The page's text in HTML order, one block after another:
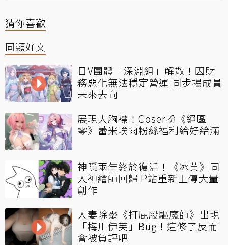
猜你喜歡
同類好文
日V團體「深淵組」解散！因財
務惡化無法穩定營運 同步揭成員
未來去向
展現大胸襟！Coser扮《絕區
零》蕾米埃爾粉絲福利給好給滿
神隱兩年終於復活！《冰菓》同
人神繪師回歸 P站重新上傳大量
創作
人妻除靈《打屁股驅魔師》出現
「梅川伊芙」Bug！這修了反而
會被負評吧